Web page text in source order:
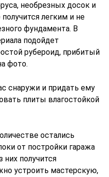
необрезных досок и
легким и не
фундамента. В
подойдет
рубероид, прибитый
фото.
снаружи и придать ему
плиты влагостойкой
остались
от постройки гаража
них получится
устроить мастерскую,